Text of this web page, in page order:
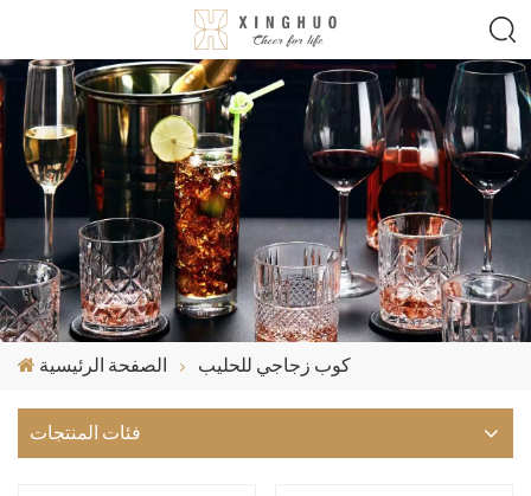
الصفحة الرئيسية كوب زجاجي للحليب
فئات المنتجات